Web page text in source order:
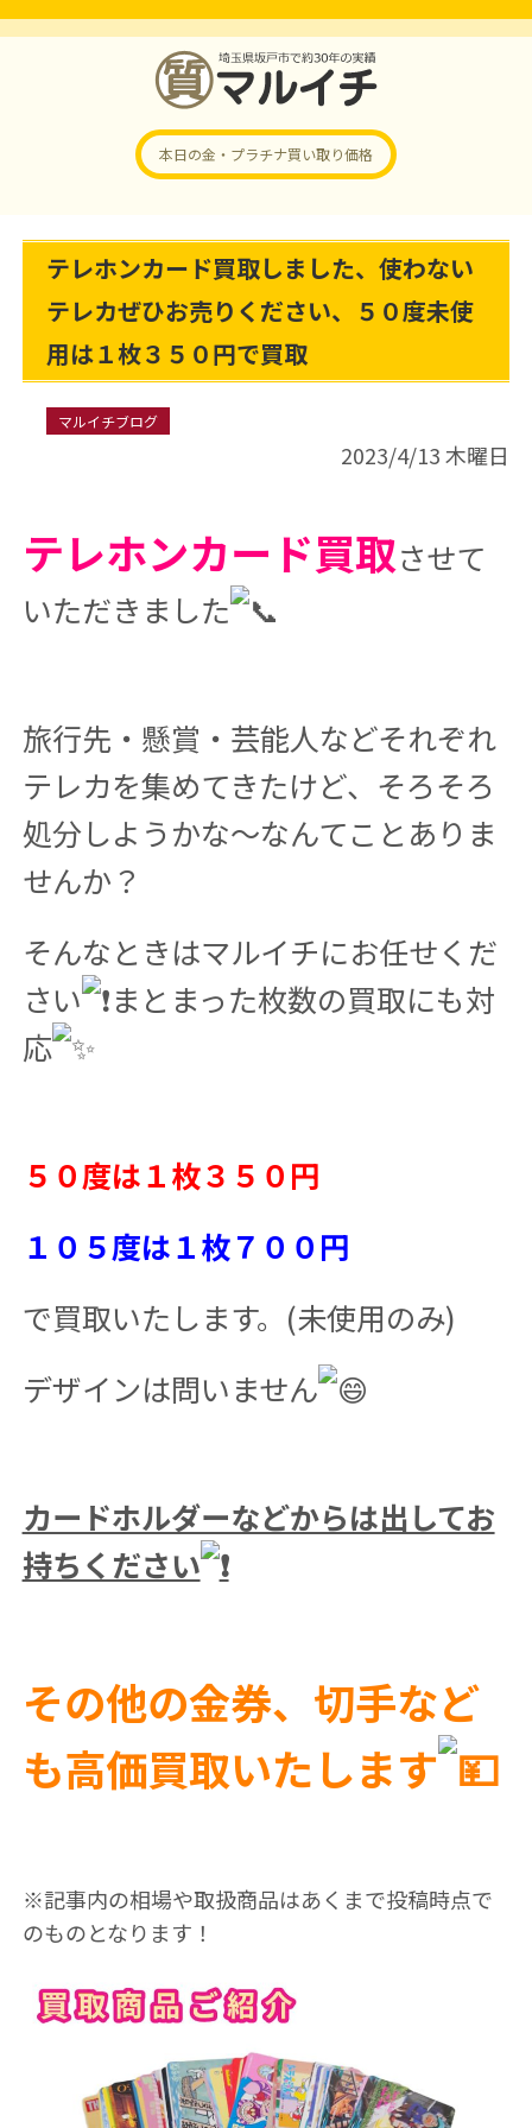
本日の金・プラチナ買い取り価格
テレホンカード買取しました、使わない
テレカぜひお売りください、５０度未使
用は１枚３５０円で買取
マルイチブログ
2023/4/13 木曜日
テレホンカード買取させて
いただきました
旅行先・懸賞・芸能人などそれぞれ
テレカを集めてきたけど、そろそろ
処分しようかな〜なんてことありま
せんか？
そんなときはマルイチにお任せくだ
さい
まとまった枚数の買取にも対
応
５０度は１枚３５０円
１０５度は１枚７００円
で買取いたします。(未使用のみ)
デザインは問いません
カードホルダーなどからは出してお
持ちください
その他の金券、切手など
も高価買取いたします
※記事内の相場や取扱商品はあくまで投稿時点で
のものとなります！